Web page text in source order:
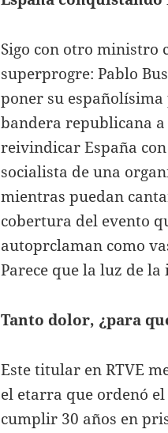
Sigo con otro ministro
superprogre: Pablo
poner su españolísima
bandera republicana
reivindicar España
socialista de una
mientras puedan
cobertura del evento
autoprclaman como
Parece que la luz de
Tanto dolor, ¿para
Este titular en RTVE
el etarra que ordenó
cumplir 30 años en